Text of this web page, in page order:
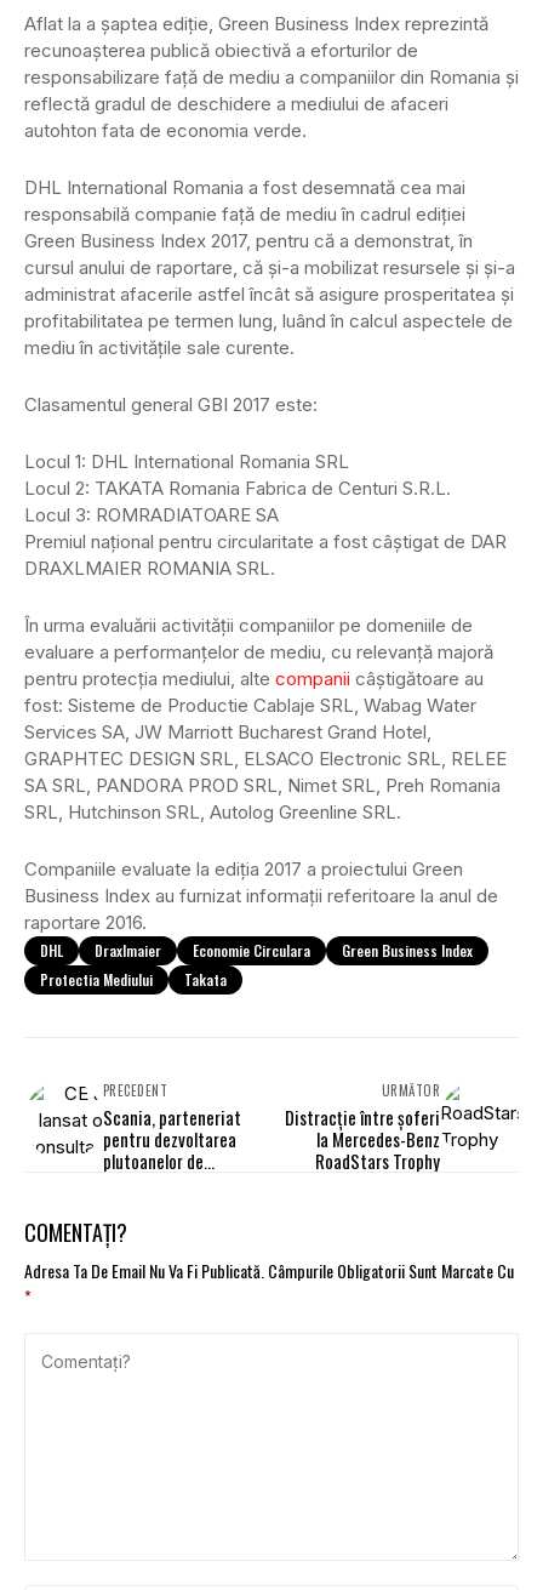
Aflat la a șaptea ediție, Green Business Index reprezintă
recunoașterea publică obiectivă a eforturilor de
responsabilizare față de mediu a companiilor din Romania și
reflectă gradul de deschidere a mediului de afaceri
autohton fata de economia verde.
DHL International Romania a fost desemnată cea mai
responsabilă companie față de mediu în cadrul ediției
Green Business Index 2017, pentru că a demonstrat, în
cursul anului de raportare, că și-a mobilizat resursele și și-a
administrat afacerile astfel încât să asigure prosperitatea și
profitabilitatea pe termen lung, luând în calcul aspectele de
mediu în activitățile sale curente.
Clasamentul general GBI 2017 este:
Locul 1: DHL International Romania SRL
Locul 2: TAKATA Romania Fabrica de Centuri S.R.L.
Locul 3: ROMRADIATOARE SA
Premiul național pentru circularitate a fost câștigat de DAR
DRAXLMAIER ROMANIA SRL.
În urma evaluării activității companiilor pe domeniile de
evaluare a performanțelor de mediu, cu relevanță majoră
pentru protecția mediului, alte companii câștigătoare au
fost: Sisteme de Productie Cablaje SRL, Wabag Water
Services SA, JW Marriott Bucharest Grand Hotel,
GRAPHTEC DESIGN SRL, ELSACO Electronic SRL, RELEE
SA SRL, PANDORA PROD SRL, Nimet SRL, Preh Romania
SRL, Hutchinson SRL, Autolog Greenline SRL.
Companiile evaluate la ediția 2017 a proiectului Green
Business Index au furnizat informații referitoare la anul de
raportare 2016.
DHL Draxlmaier Economie Circulara
Green Business Index
Protectia Mediului
Takata
PRECEDENT
Scania, parteneriat
pentru dezvoltarea
plutoanelor de
URMĂTOR
Distracție între șoferi
la Mercedes-Benz
RoadStars Trophy
COMENTAȚI?
Adresa Ta De Email Nu Va Fi Publicată. Câmpurile Obligatorii Sunt Marcate Cu
*